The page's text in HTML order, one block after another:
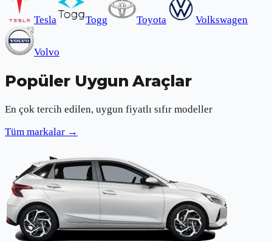
Tesla Togg Toyota Volkswagen
Volvo
Popüler Uygun Araçlar
En çok tercih edilen, uygun fiyatlı sıfır modeller
Tüm markalar →